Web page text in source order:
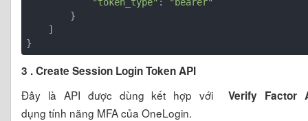
}
3 . Create Session Login Token API
Đây là API được dùng kết hợp với Verify Factor
dụng tính năng MFA của OneLogin.